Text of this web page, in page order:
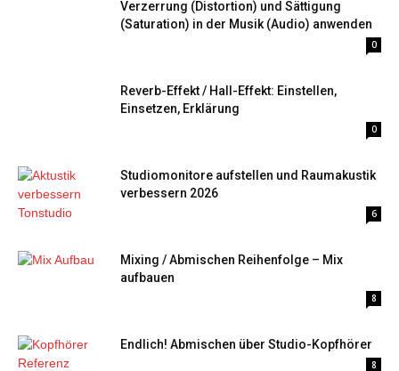
Verzerrung (Distortion) und Sättigung
(Saturation) in der Musik (Audio) anwenden
0
Reverb-Effekt / Hall-Effekt: Einstellen,
Einsetzen, Erklärung
0
Studiomonitore aufstellen und Raumakustik
verbessern 2026
6
Mixing / Abmischen Reihenfolge – Mix
aufbauen
8
Endlich! Abmischen über Studio-Kopfhörer
8